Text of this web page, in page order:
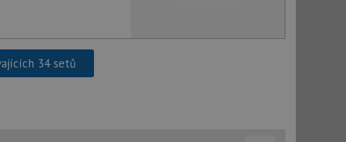
34 setů
a správa účtu. Webové